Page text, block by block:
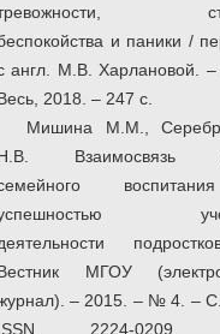
и паники /
англ. М.В. Харлановой.
2018. – 247 с.
Мишина М.М.,
Взаимосвязь
МГОУ
– 2015. – № 4. – С.
2224-0209